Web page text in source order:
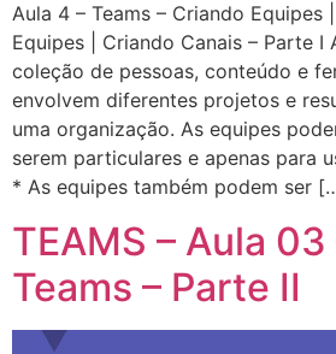
Aula 4 – Teams – Criando Equipes
Equipes | Criando Canais – Parte I
coleção de pessoas, conteúdo e
envolvem diferentes projetos e
uma organização. As equipes
serem particulares e apenas para
* As equipes também podem ser
TEAMS – Aula
Teams – Parte II